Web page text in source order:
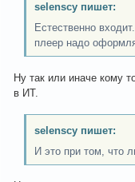
selenscy пишет:
Естественно
плеер надо
Ну так или иначе кому
в ИТ.
selenscy пишет:
И это при том, что